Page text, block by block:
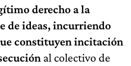
derecho a la
de ideas, incurriendo
constituyen incitación
al colectivo de